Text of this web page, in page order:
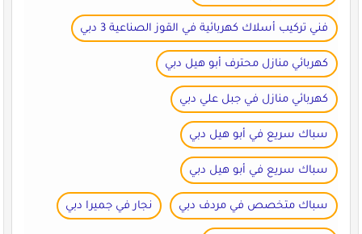
فني تركيب أسلاك كهربائية في القوز الصناعية 3 دبي
كهربائي منازل محترف أبو هيل دبي
كهربائي منازل في جبل علي دبي
سباك سريع في أبو هيل دبي
سباك سريع في أبو هيل دبي
سباك متخصص في مردف دبي نجار في جميرا دبي